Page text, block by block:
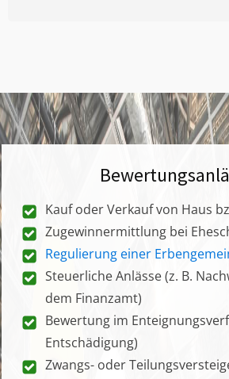
Kauf oder Verkauf von Haus
Zugewinnermittlung bei
Regulierung einer
Steuerliche Anlässe (z. B.
dem Finanzamt)
Bewertung im
Entschädigung)
Zwangs- oder